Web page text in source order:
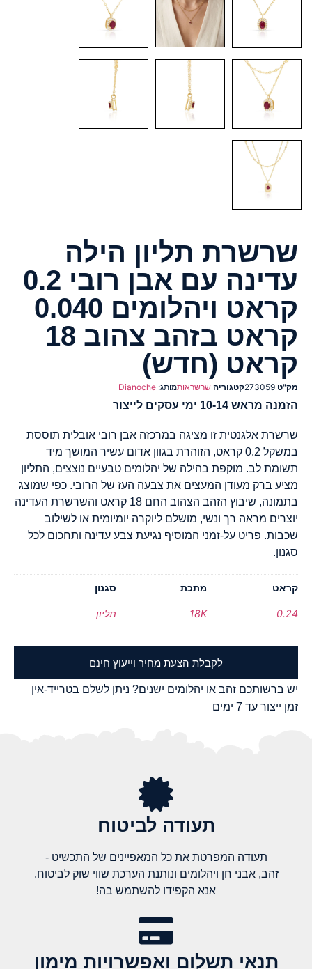
שרשרת תליון הילה
עדינה עם אבן רובי 0.2
קראט ויהלומים 0.040
קראט בזהב צהוב 18
קראט (חדש)
מק"ט 273059קטגוריה שרשראותמותג: Dianoche
הזמנה מראש 10-14 ימי עסקים לייצור
שרשרת אלגנטית זו מציגה במרכזה אבן רובי אובלית תוססת
במשקל 0.2 קראט, הזוהרת בגוון אדום עשיר המושך מיד
תשומת לב. מוקפת בהילה של יהלומים טבעיים נוצצים, התליון
מציע ברק מעודן המעצים את צבעה העז של הרובי. כפי שמוצג
בתמונה, שיבוץ הזהב הצהוב החם 18 קראט והשרשרת העדינה
יוצרים מראה רך ונשי, מושלם ליוקרה יומיומית או לשילוב
שכבות. פריט על-זמני המוסיף נגיעת צבע עדינה ותחכום לכל
סגנון.
קראט
0.24
מתכת
18K
סגנון
תליון
לקבלת הצעת מחיר וייעוץ חינם
יש ברשותכם זהב או יהלומים ישנים? ניתן לשלם בטרייד-אין
זמן ייצור עד 7 ימים
תעודה לביטוח
תעודה המפרטת את כל המאפיינים של התכשיט -
זהב, אבני חן ויהלומים ונותנת הערכת שווי שוק לביטוח.
אנא הקפידו להשתמש בה!
תנאי תשלום ואפשרויות מימון